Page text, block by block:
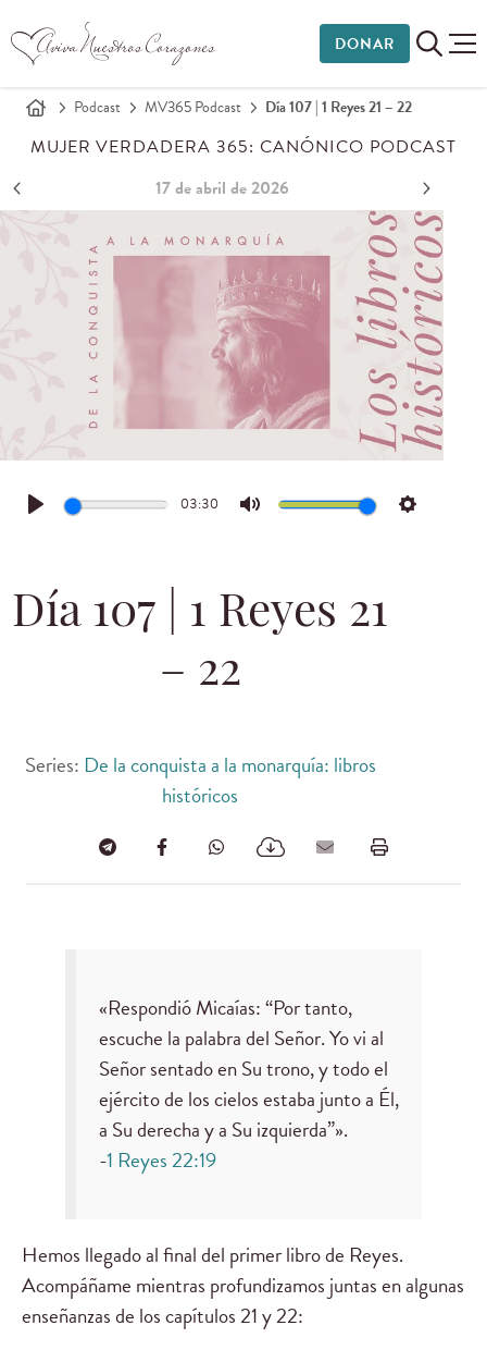
DONAR
Podcast MV365 Podcast Día 107 | 1 Reyes 21 – 22
MUJER VERDADERA 365: CANÓNICO PODCAST
17 de abril de 2026
Play
03:30
Mute Settings
Día 107 | 1 Reyes 21
– 22
Series: De la conquista a la monarquía: libros
históricos
«Respondió Micaías: “Por tanto,
escuche la palabra del Señor. Yo vi al
Señor sentado en Su trono, y todo el
ejército de los cielos estaba junto a Él,
a Su derecha y a Su izquierda”».
-1 Reyes 22:19
Hemos llegado al final del primer libro de Reyes.
Acompáñame mientras profundizamos juntas en algunas
enseñanzas de los capítulos 21 y 22: